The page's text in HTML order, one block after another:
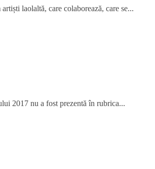
laolaltă, care colaborează, care se...
2017 nu a fost prezentă în rubrica...